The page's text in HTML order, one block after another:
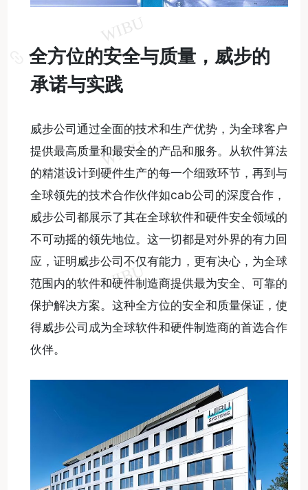
全方位的安全与质量，威步的
承诺与实践
威步公司通过全面的技术和生产优势，为全球客户
提供最高质量和最安全的产品和服务。从软件算法
的精湛设计到硬件生产的每一个细致环节，再到与
全球领先的技术合作伙伴如cab公司的深度合作，
威步公司都展示了其在全球软件和硬件安全领域的
不可动摇的领先地位。这一切都是对外界的有力回
应，证明威步公司不仅有能力，更有决心，为全球
范围内的软件和硬件制造商提供最为安全、可靠的
保护解决方案。这种全方位的安全和质量保证，使
得威步公司成为全球软件和硬件制造商的首选合作
伙伴。